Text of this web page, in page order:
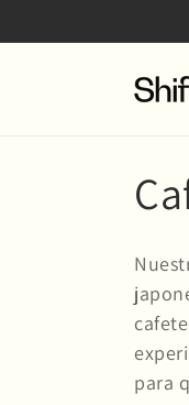
al contenido
C
o
l
e
para